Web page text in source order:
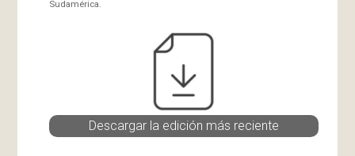
Sudamérica.
Descargar la edición más reciente